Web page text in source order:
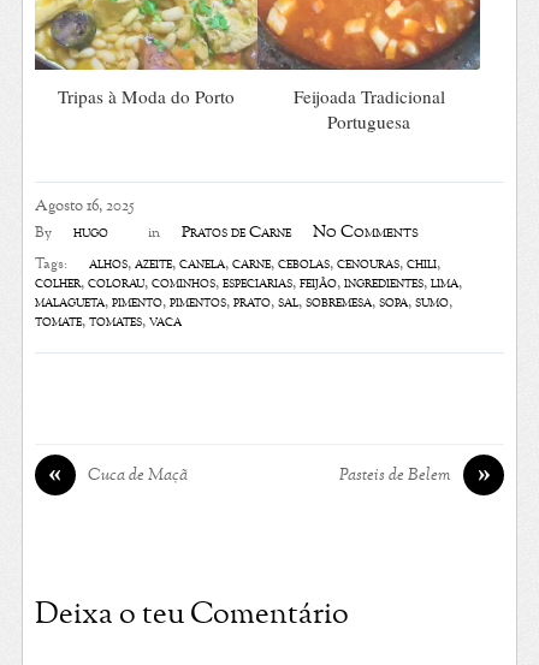
Agosto 16, 2025
By hugo in Pratos de Carne No Comments
Tags: alhos,azeite,canela,carne,cebolas,cenouras,chili,
colher,colorau,cominhos,especiarias,feijão,ingredientes,lima,
malagueta,pimento,pimentos,prato,sal,sobremesa,sopa,sumo,
tomate,tomates,vaca
Tripas à Moda do Porto
Feijoada Tradicional
Portuguesa
« Cuca de Maçã »
Pasteis de Belem
Deixa o teu Comentário